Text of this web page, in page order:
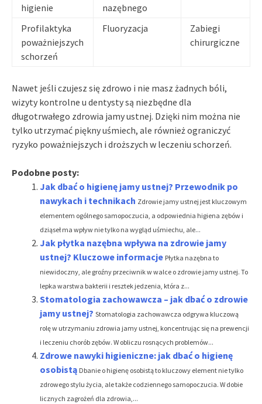
higienie
nazębnego
Profilaktyka
poważniejszych
schorzeń
Fluoryzacja
Zabiegi
chirurgiczne
Nawet jeśli czujesz się zdrowo i nie masz żadnych bóli,
wizyty kontrolne u dentysty są niezbędne dla
długotrwałego zdrowia jamy ustnej. Dzięki nim można nie
tylko utrzymać piękny uśmiech, ale również ograniczyć
ryzyko poważniejszych i droższych w leczeniu schorzeń.
Podobne posty:
Jak dbać o higienę jamy ustnej? Przewodnik po
nawykach i technikach Zdrowie jamy ustnej jest kluczowym
elementem ogólnego samopoczucia, a odpowiednia higiena zębów i
dziąseł ma wpływ nie tylko na wygląd uśmiechu, ale...
Jak płytka nazębna wpływa na zdrowie jamy
ustnej? Kluczowe informacje Płytka nazębna to
niewidoczny, ale groźny przeciwnik w walce o zdrowie jamy ustnej. To
lepka warstwa bakterii i resztek jedzenia, która z...
Stomatologia zachowawcza – jak dbać o zdrowie
jamy ustnej? Stomatologia zachowawcza odgrywa kluczową
rolę w utrzymaniu zdrowia jamy ustnej, koncentrując się na prewencji
i leczeniu chorób zębów. W obliczu rosnących problemów...
Zdrowe nawyki higieniczne: jak dbać o higienę
osobistą Dbanie o higienę osobistą to kluczowy element nie tylko
zdrowego stylu życia, ale także codziennego samopoczucia. W dobie
licznych zagrożeń dla zdrowia,...